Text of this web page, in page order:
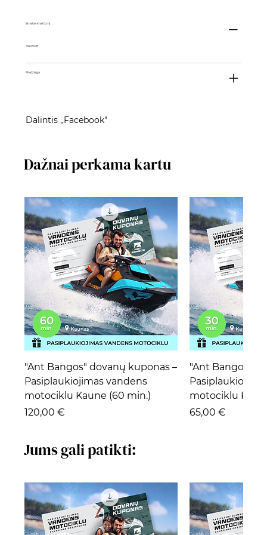
Išmatavimai (cm)
16x18x18
Medžiaga
Dalintis ,,Facebook"
Dažnai perkama kartu
"Ant Bangos" dovanų kuponas –
Pasiplaukiojimas vandens
motociklu Kaune (60 min.)
Kaina
120,00 €
"Ant Bangos"
motociklu
Kaina
65,00 €
Jums gali patikti: